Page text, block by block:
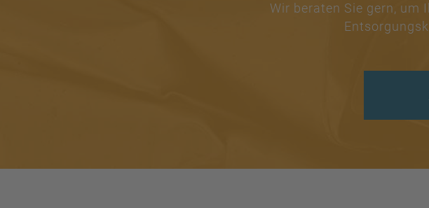
Wir beraten Sie gern,